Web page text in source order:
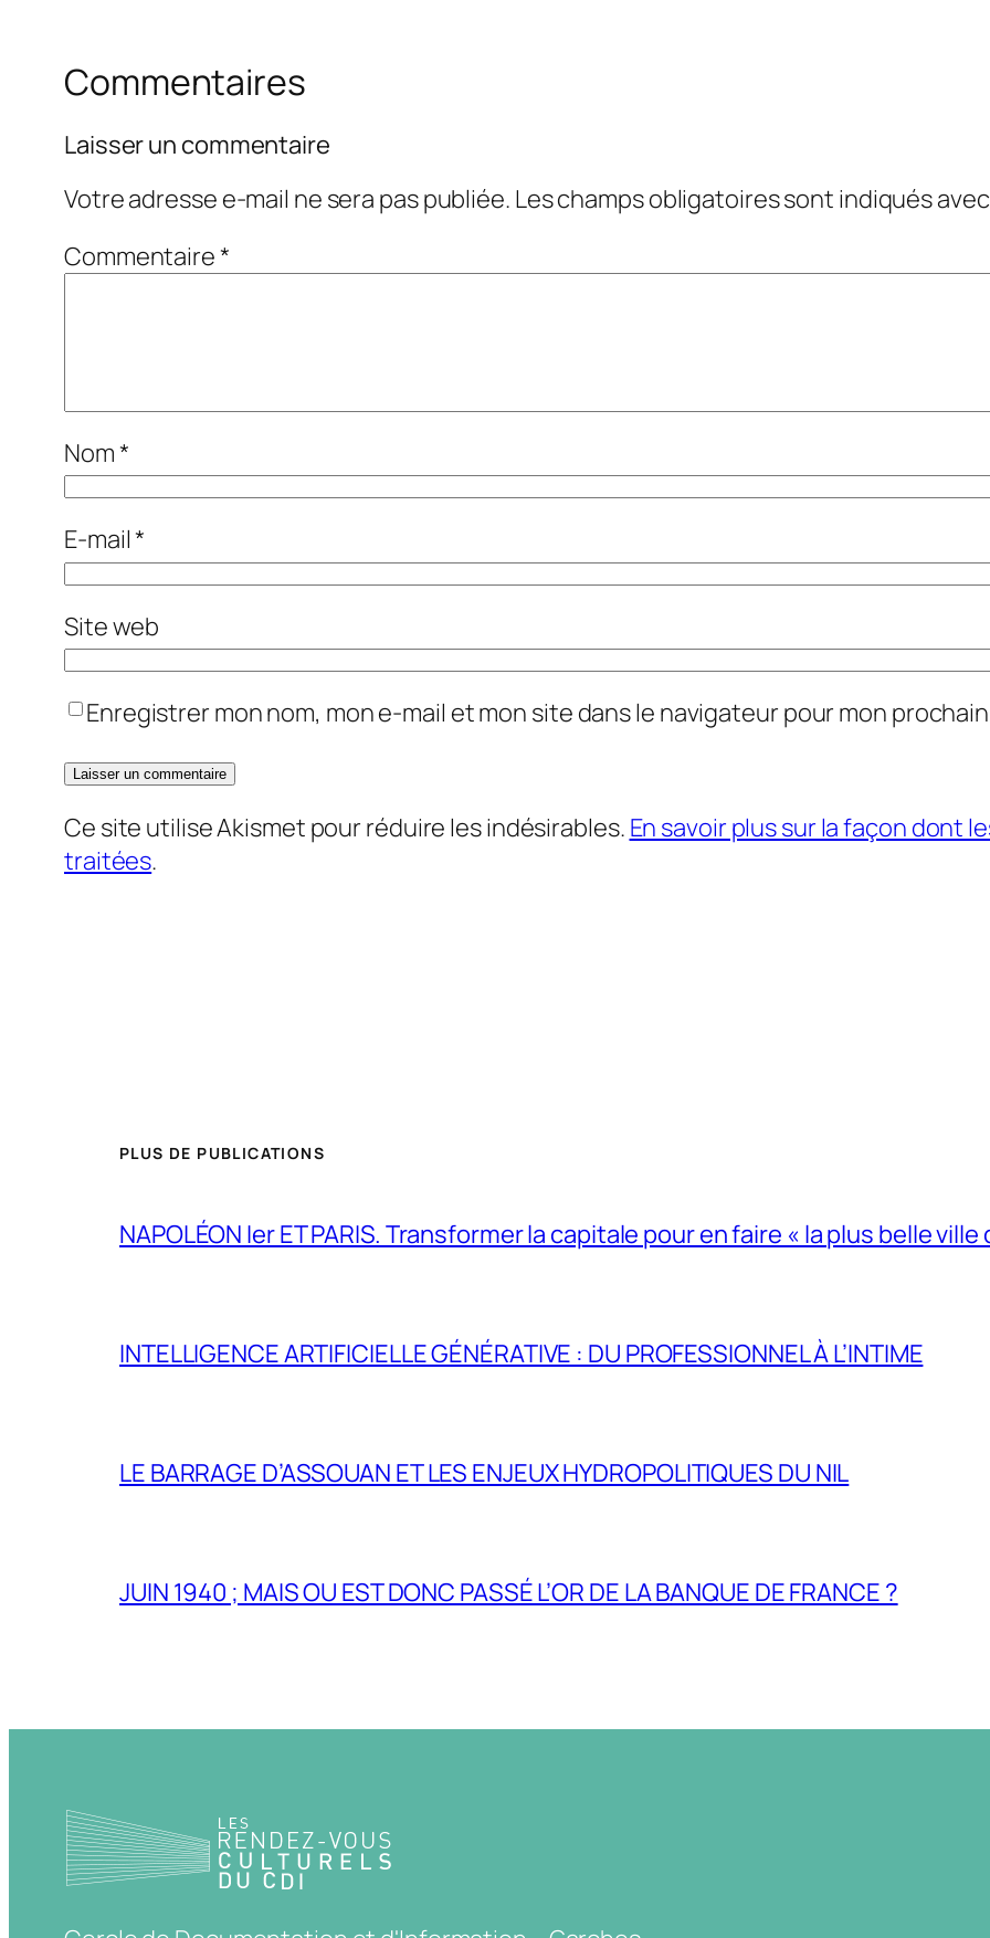
Commentaires
Laisser un commentaire
Votre adresse e-mail ne sera pas publiée. Les champs obligatoires sont indiqués
Commentaire*
Nom*
E-mail*
Site web
Enregistrer mon nom, mon e-mail et mon site dans le navigateur pour mon
Ce site utilise Akismet pour réduire les indésirables. En savoir plus sur la façon dont
traitées.
PLUS DE PUBLICATIONS
NAPOLÉON Ier ET PARIS. Transformer la capitale pour en faire « la plus belle
INTELLIGENCE ARTIFICIELLE GÉNÉRATIVE : DU PROFESSIONNEL À L’INTIME
LE BARRAGE D’ASSOUAN ET LES ENJEUX HYDROPOLITIQUES DU NIL
JUIN 1940 ; MAIS OU EST DONC PASSÉ L’OR DE LA BANQUE DE FRANCE ?